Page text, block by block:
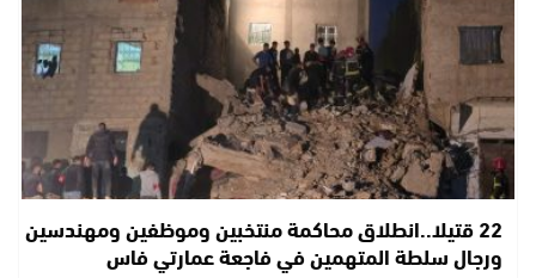
22 قتيلا..انطلاق محاكمة منتخبين وموظفين ومهندسين
ورجال سلطة المتهمين في فاجعة عمارتي فاس